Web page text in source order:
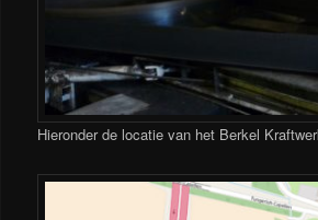
Hieronder de locatie van het Berkel